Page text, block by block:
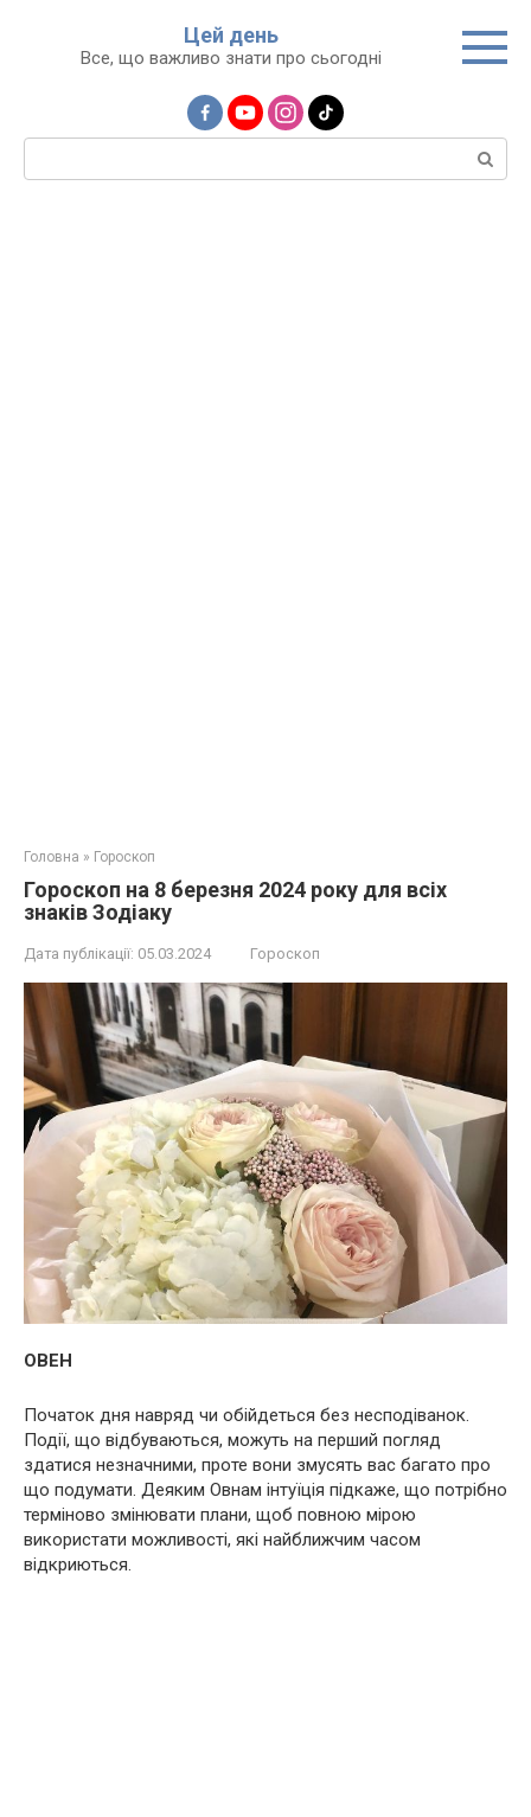
Цей день
Все, що важливо знати про сьогодні
Пошук:
Головна » Гороскоп
Гороскоп на 8 березня 2024 року для всіх
знаків Зодіаку
Дата публікації: 05.03.2024 Гороскоп
ОВЕН
Початок дня навряд чи обійдеться без несподіванок.
Події, що відбуваються, можуть на перший погляд
здатися незначними, проте вони змусять вас багато про
що подумати. Деяким Овнам інтуїція підкаже, що потрібно
терміново змінювати плани, щоб повною мірою
використати можливості, які найближчим часом
відкриються.